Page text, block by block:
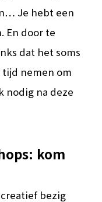
Je hebt een
En door te
dat het soms
tijd nemen om
nodig na deze
kom
bezig